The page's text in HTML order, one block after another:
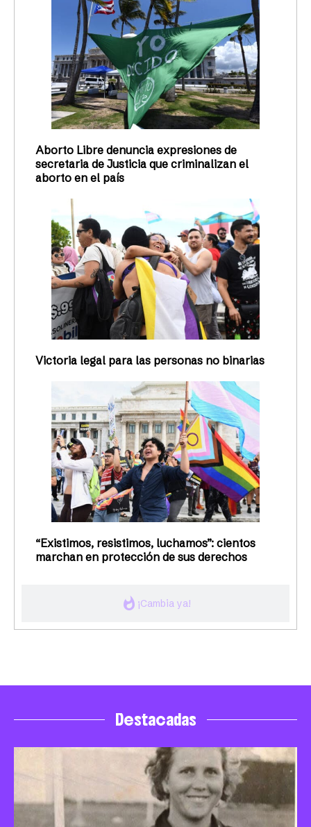
whatshot ¡Cambia ya!
Aborto Libre denuncia expresiones de
secretaria de Justicia que criminalizan el
aborto en el país
Victoria legal para las personas no binarias
“Existimos, resistimos, luchamos”: cientos
marchan en protección de sus derechos
Destacadas